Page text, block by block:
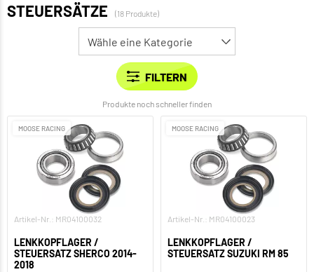
STEUERSÄTZE (18 Produkte)
Produkte noch schneller finden
MOOSE RACING
Artikel-Nr.: MR04100032
LENKKOPFLAGER /
STEUERSATZ SHERCO 2014-
2018
MOOSE RACING
Artikel-Nr.: MR04100023
LENKKOPFLAGER /
STEUERSATZ SUZUKI RM 85